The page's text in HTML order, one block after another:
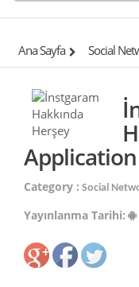
Ana Sayfa Social
Application
Category : Social
Yayınlanma Tarihi: